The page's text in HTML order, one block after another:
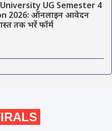
UG Semester 4
2026: ऑनलाइन आवेदन
तक भरें फॉर्म